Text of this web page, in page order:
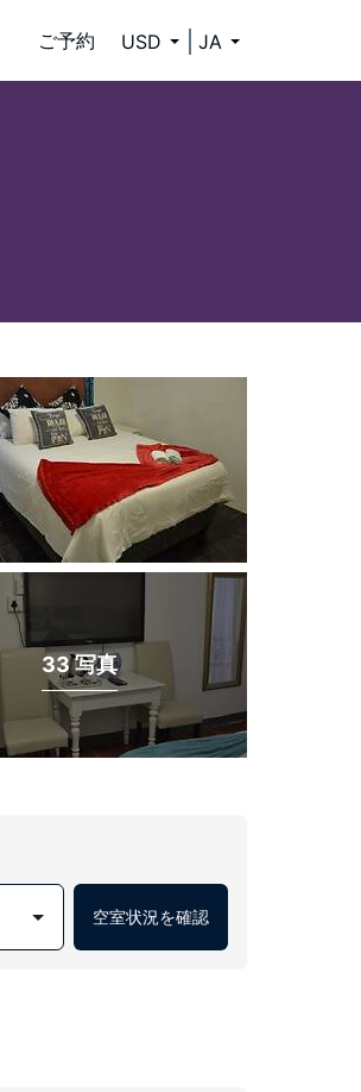
ご予約 USD JA
33 写真
空室状況を確認